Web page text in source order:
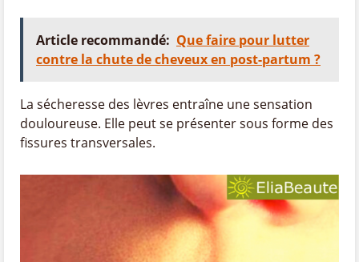
Article recommandé: Que faire pour lutter
contre la chute de cheveux en post-partum ?
La sécheresse des lèvres entraîne une sensation
douloureuse. Elle peut se présenter sous forme des
fissures transversales.